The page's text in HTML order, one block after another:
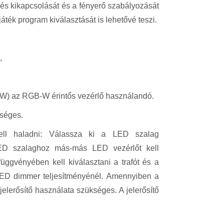
kikapcsolását és a fényerő szabályozását
program kiválasztását is lehetővé teszi.
az RGB-W érintős vezérlő használandó.
haladni: Válassza ki a LED szalag
szalaghoz más-más LED vezérlőt kell
kell kiválasztani a trafót és a
dimmer teljesítményénél. Amennyiben a
használata szükséges. A jelerősítő